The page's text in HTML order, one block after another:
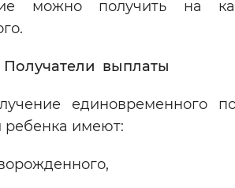
можно получить на
Получатели выплаты
единовременного
имеют: